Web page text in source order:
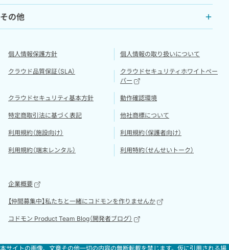
その他
個人情報保護方針 個人情報の取り扱いについて
クラウド品質保証（SLA）
クラウドセキュリティホワイトペー
パー
クラウドセキュリティ基本方針 動作確認環境
特定商取引法に基づく表記 他社商標について
利用規約（施設向け） 利用規約（保護者向け）
利用規約（端末レンタル） 利用特約（せんせいトーク）
企業概要
【仲間募集中】私たちと一緒にコドモンを作りませんか
コドモン Product Team Blog（開発者ブログ）
本サイトの画像、文章その他一切の内容の無断転載を禁じます。仮に引用される場